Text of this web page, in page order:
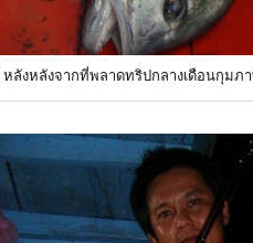
ลังหลังจากที่พลาดทริปกลางเดือนกุม